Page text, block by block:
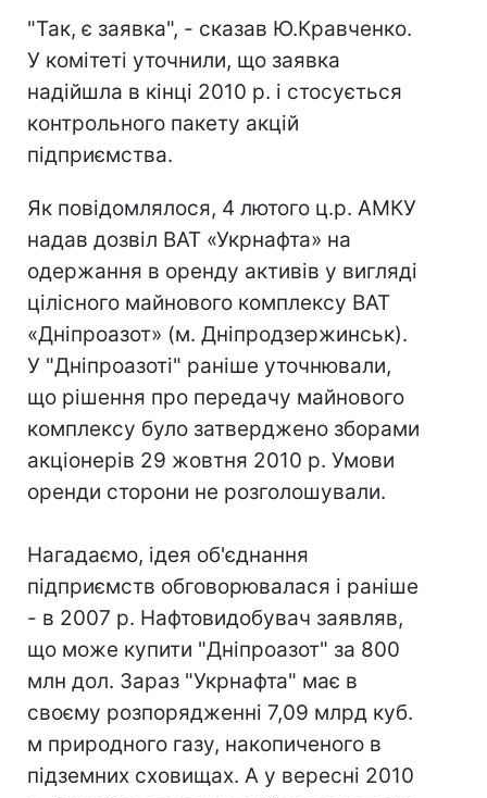
"Так, є заявка", - сказав Ю.Кравченко.
У комітеті уточнили, що заявка
надійшла в кінці 2010 р. і стосується
контрольного пакету акцій
підприємства.
Як повідомлялося, 4 лютого ц.р. АМКУ
надав дозвіл ВАТ «Укрнафта» на
одержання в оренду активів у вигляді
цілісного майнового комплексу ВАТ
«Дніпроазот» (м. Дніпродзержинськ).
У "Дніпроазоті" раніше уточнювали,
що рішення про передачу майнового
комплексу було затверджено зборами
акціонерів 29 жовтня 2010 р. Умови
оренди сторони не розголошували.
Нагадаємо, ідея об'єднання
підприємств обговорювалася і раніше
- в 2007 р. Нафтовидобувач заявляв,
що може купити "Дніпроазот" за 800
млн дол. Зараз "Укрнафта" має в
своєму розпорядженні 7,09 млрд куб.
м природного газу, накопиченого в
підземних сховищах. А у вересні 2010